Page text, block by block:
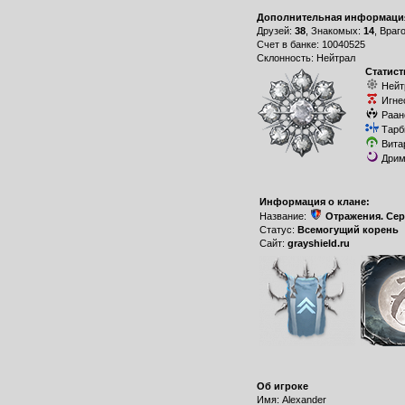
Дополнительная
Друзей: 38, Знакомых: 14,
Счет в банке: 10040525
Склонность: Нейтрал
Информация о клане:
Название:
Отражения.
Статус: Всемогущий корень
Сайт: grayshield.ru
Об игроке
Имя: Alexander